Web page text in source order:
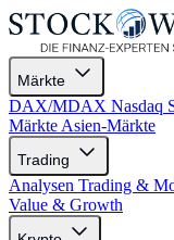
Märkte
DAX/MDAX Nasdaq
Märkte Asien-Märkte
Trading
Analysen Trading &
Value & Growth